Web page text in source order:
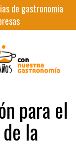
de gastronomia
para el
la